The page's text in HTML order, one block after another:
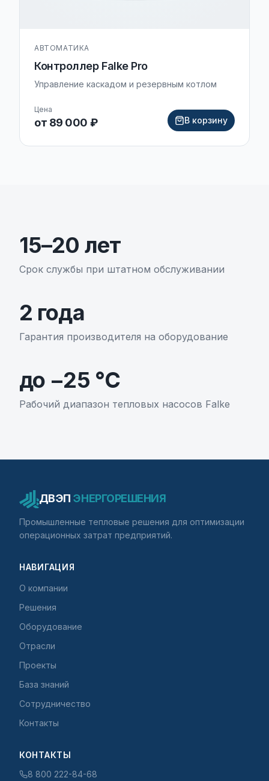
АВТОМАТИКА
Контроллер Falke Pro
Управление каскадом и резервным котлом
Цена
от 89 000 ₽ В корзину
15–20 лет
Срок службы при штатном обслуживании
2 года
Гарантия производителя на оборудование
до −25 °C
Рабочий диапазон тепловых насосов Falke
ДВЭП ЭНЕРГОРЕШЕНИЯ
Промышленные тепловые решения для оптимизации
операционных затрат предприятий.
НАВИГАЦИЯ
О компании
Решения
Оборудование
Отрасли
Проекты
База знаний
Сотрудничество
Контакты
КОНТАКТЫ
8 800 222-84-68